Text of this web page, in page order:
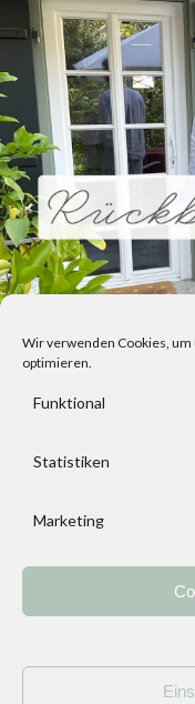
Wir verwenden Cookies,
optimieren.
Funktional
Statistiken
Marketing